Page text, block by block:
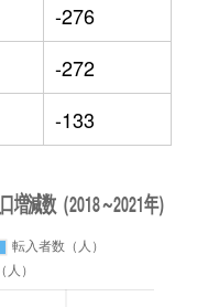
-276
-272
-133